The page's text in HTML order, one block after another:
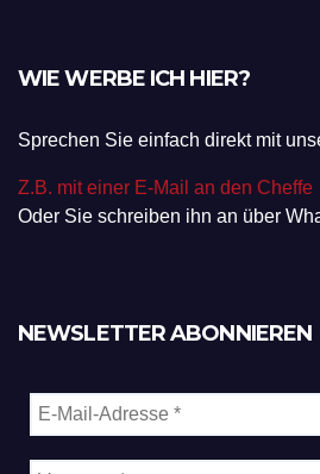
WIE WERBE ICH HIER?
Sprechen Sie einfach direkt mit
Z.B. mit einer E-Mail an den Cheffe
Oder Sie schreiben ihn an über
NEWSLETTER ABONNIEREN